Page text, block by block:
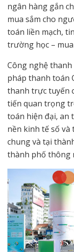
ngân hàng gắn
mua sắm cho
toán liền mạch,
trường học –
Công nghệ thanh
pháp thanh toán
thanh trực tuyến
tiến quan trọng
toán hiện đại, an
nền kinh tế số
chung và tại
thành phố thông